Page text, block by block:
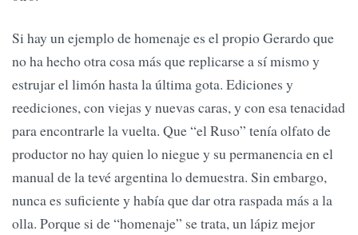
Si hay un ejemplo de homenaje es el propio Gerardo que
no ha hecho otra cosa más que replicarse a sí mismo y
estrujar el limón hasta la última gota. Ediciones y
reediciones, con viejas y nuevas caras, y con esa tenacidad
para encontrarle la vuelta. Que “el Ruso” tenía olfato de
productor no hay quien lo niegue y su permanencia en el
manual de la tevé argentina lo demuestra. Sin embargo,
nunca es suficiente y había que dar otra raspada más a la
olla. Porque si de “homenaje” se trata, un lápiz mejor